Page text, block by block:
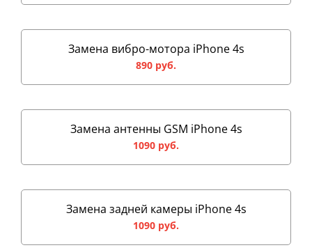
Замена вибро-мотора iPhone 4s
890 руб.
Замена антенны GSM iPhone 4s
1090 руб.
Замена задней камеры iPhone 4s
1090 руб.